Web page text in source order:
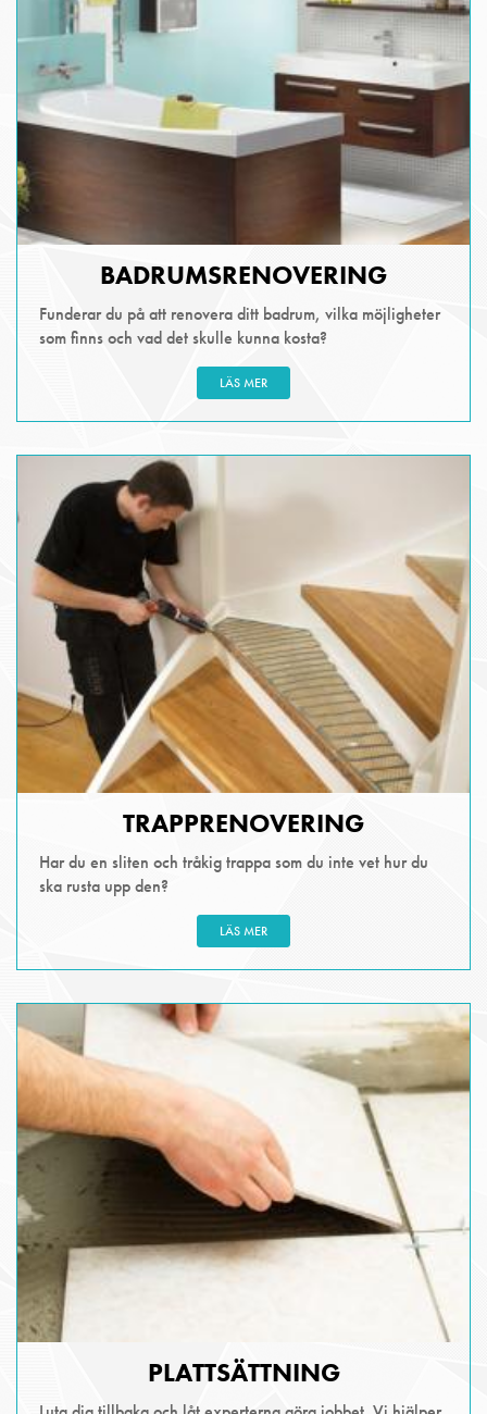
BADRUMSRENOVERING
Funderar du på att renovera ditt badrum, vilka möjligheter
som finns och vad det skulle kunna kosta?
LÄS MER
TRAPPRENOVERING
Har du en sliten och tråkig trappa som du inte vet hur du
ska rusta upp den?
LÄS MER
PLATTSÄTTNING